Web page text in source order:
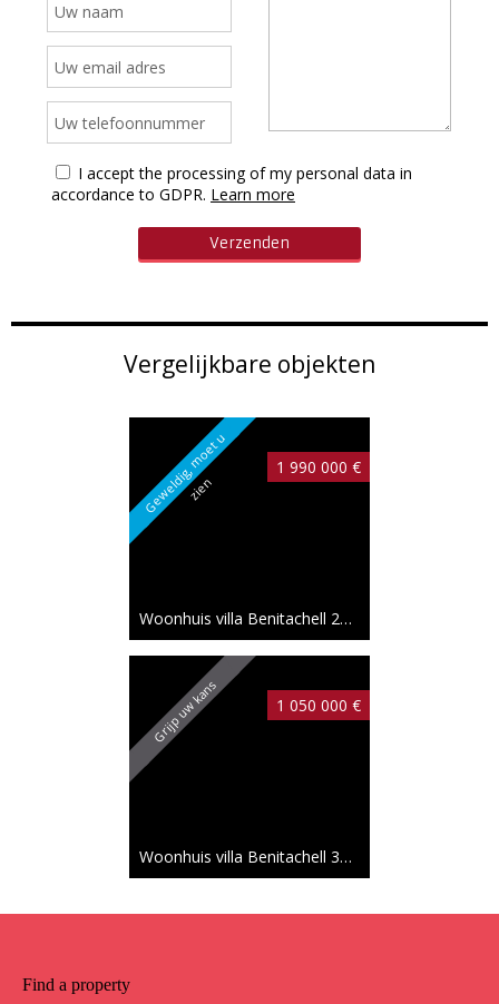
Vergelijkbare objekten
G
e
w
e
l
d
i
g
,
m
o
e
t
u
z
i
e
n
1 990 000 €
Woonhuis villa Benitachell 286 m²
Grijp uw kans 1 050 000 €
Woonhuis villa Benitachell 350 m²
I accept the processing of my personal data in
accordance to GDPR. Learn more
Find a property